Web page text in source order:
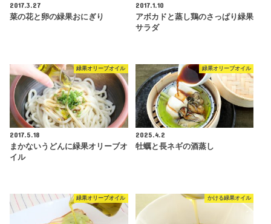
2017.3.27
菜の花と卵の緑果おにぎり
2017.1.10
アボカドと蒸し鶏のさっぱり緑果
サラダ
緑果オリーブオイル
2017.5.18
まかないうどんに緑果オリーブオ
イル
緑果オリーブオイル
2025.4.2
牡蠣と長ネギの酒蒸し
緑果オリーブオイル かける緑果オイル